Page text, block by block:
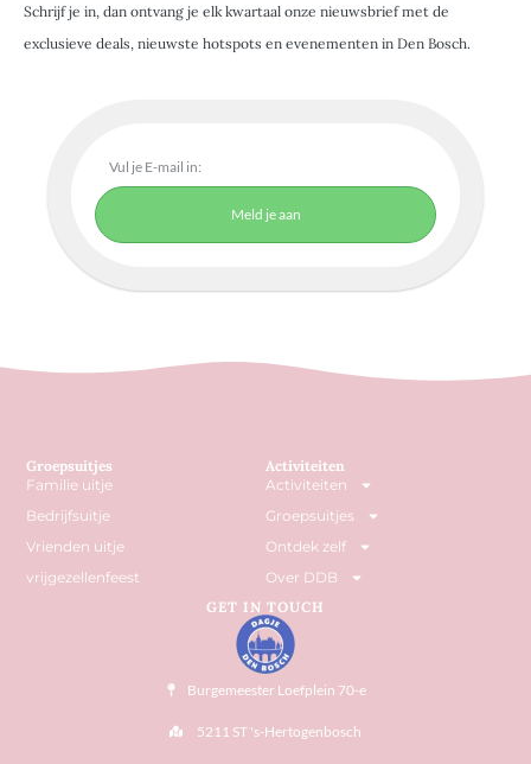
Schrijf je in, dan ontvang je elk kwartaal onze nieuwsbrief met de
exclusieve deals, nieuwste hotspots en evenementen in Den Bosch.
Meld je aan
Activiteiten
Activiteiten
Groepsuitjes
Ontdek zelf
Over DDB
Groepsuitjes
Familie uitje
Bedrijfsuitje
Vrienden uitje
vrijgezellenfeest
GET IN TOUCH
Burgemeester Loefplein 70-e
5211 ST 's-Hertogenbosch